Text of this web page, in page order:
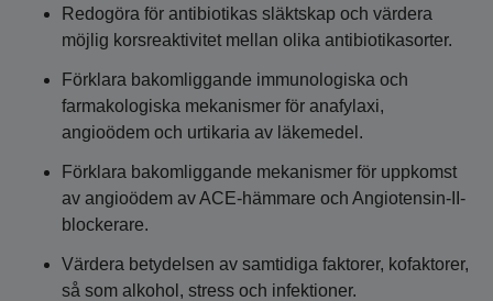
Redogöra för antibiotikas släktskap och värdera
möjlig korsreaktivitet mellan olika antibiotikasorter.
Förklara bakomliggande immunologiska och
farmakologiska mekanismer för anafylaxi,
angioödem och urtikaria av läkemedel.
Förklara bakomliggande mekanismer för uppkomst
av angioödem av ACE-hämmare och Angiotensin-II-
blockerare.
Värdera betydelsen av samtidiga faktorer, kofaktorer,
så som alkohol, stress och infektioner.